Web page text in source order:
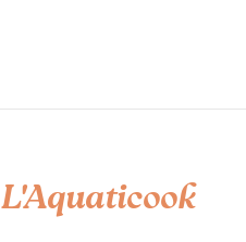
L'Aquaticook